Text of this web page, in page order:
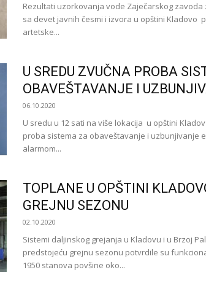
Rezultati uzorkovanja vode Zaječarskog
sa devet javnih česmi i izvora u opštini Kladovo
artetske...
U SREDU ZVUČNA PROBA
OBAVEŠTAVANJE I
06.10.2020
U sredu u 12 sati na više lokacija u opštini
proba sistema za obaveštavanje i uzbunjivanje
alarmom...
TOPLANE U OPŠTINI
GREJNU SEZONU
02.10.2020
Sistemi daljinskog grejanja u Kladovu i u Brzoj
predstojeću grejnu sezonu potvrdile su
1950 stanova povšine oko...